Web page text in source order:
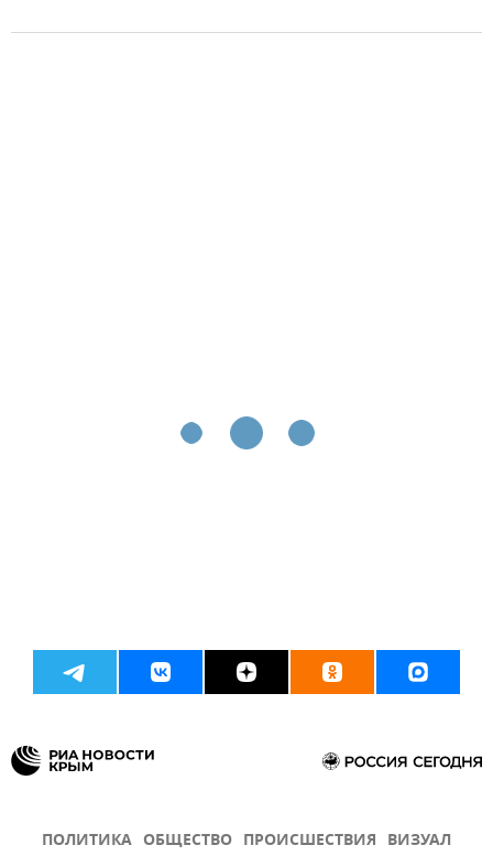
ПОЛИТИКА ОБЩЕСТВО ПРОИСШЕСТВИЯ ВИЗУАЛ